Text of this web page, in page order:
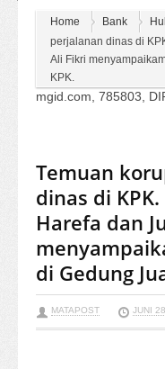
Home Bank
perjalanan dinas di
Ali Fikri
KPK.
mgid.com, 785803,
Temuan
dinas di
Harefa dan
di Gedung
MATAPOST JUNI